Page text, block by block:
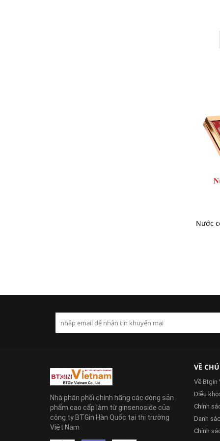
Nước
Nhà phân phối chính hãng các dòng sản
phẩm cao cấp làm từ ginsenoside của
công ty BTGin Hàn Quốc tại thị trường
Việt Nam
VỀ
Về Btgin
Điều
Chính
Danh
Chính